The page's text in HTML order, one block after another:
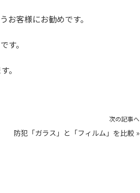
お客様にお勧めです。
す。
。
次の記事へ
防犯「ガラス」と「フィルム」を比較 »